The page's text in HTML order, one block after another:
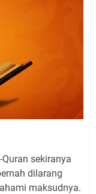
sekiranya
dilarang
maksudnya.